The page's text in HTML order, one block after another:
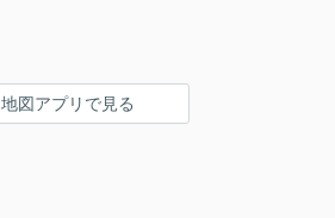
地図アプリで見る